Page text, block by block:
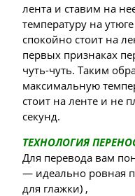
лента и ставим на
температуру на
спокойно стоит на
первых признаках
чуть-чуть. Таким
максимальную
стоит на ленте и не
секунд.
ТЕХНОЛОГИЯ
Для перевода вам
— идеально ровная
для глажки) ,